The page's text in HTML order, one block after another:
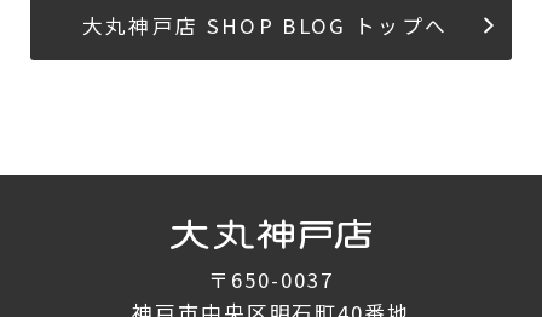
大丸神戸店 SHOP BLOG トップへ
〒650-0037